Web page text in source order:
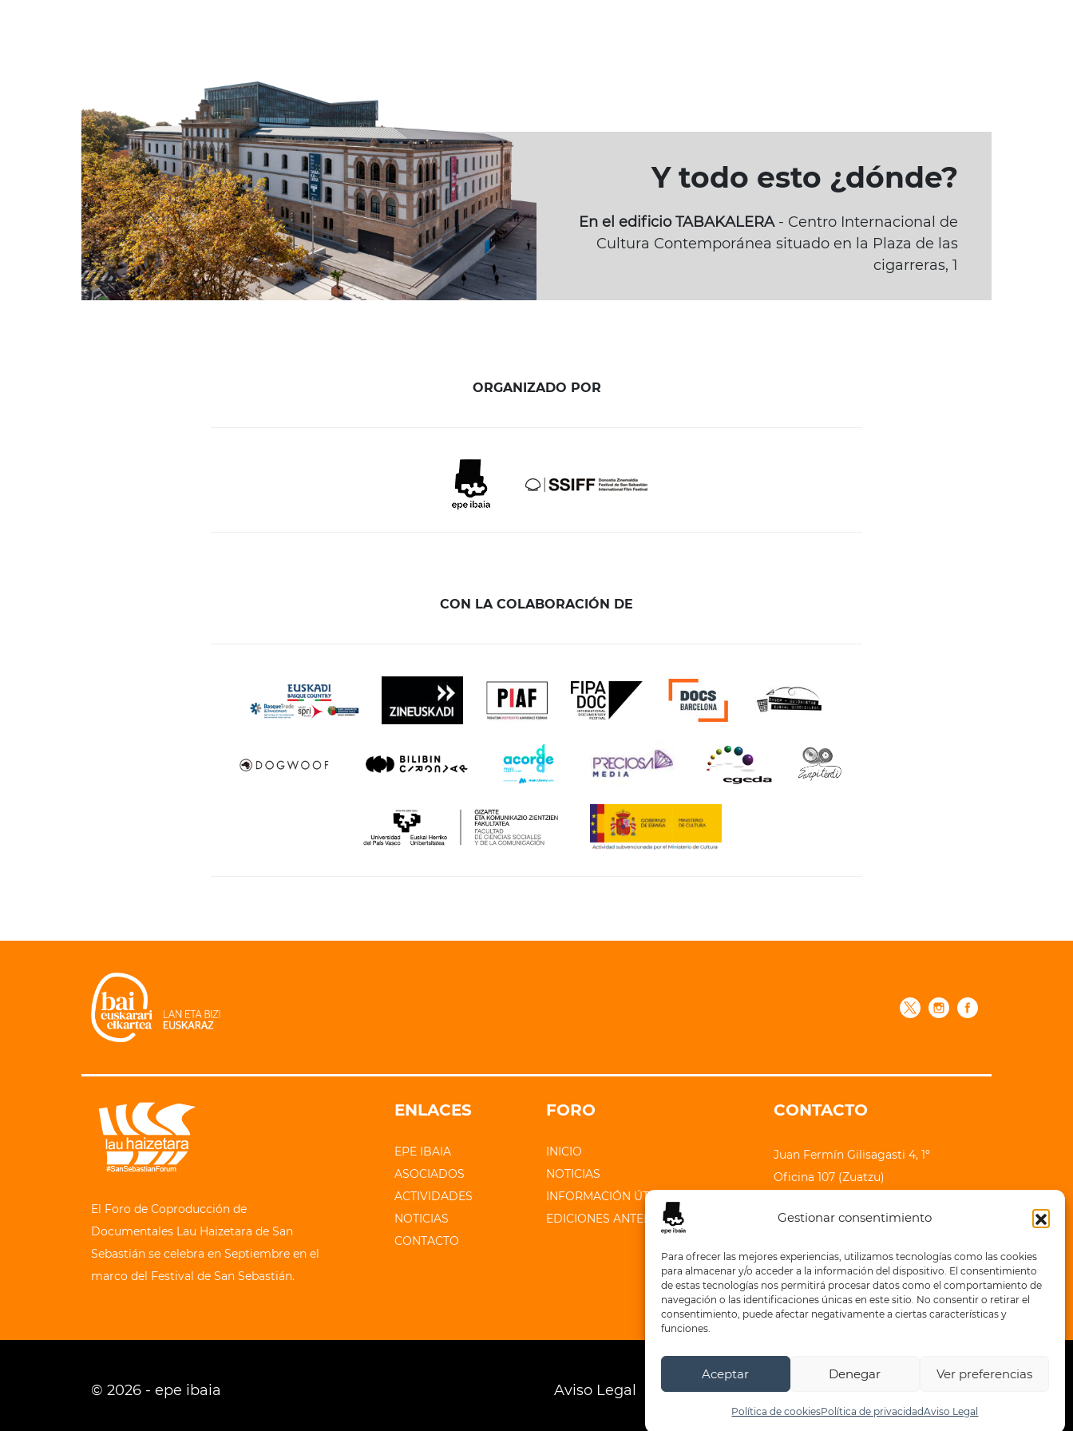
Gestionar consentimiento
Para ofrecer las mejores experiencias, utilizamos tecnologías como las cookies
para almacenar y/o acceder a la información del dispositivo. El consentimiento
de estas tecnologías nos permitirá procesar datos como el comportamiento de
navegación o las identificaciones únicas en este sitio. No consentir o retirar el
consentimiento, puede afectar negativamente a ciertas características y
funciones.
Aceptar Denegar Ver preferencias
Política de cookiesPolítica de privacidadAviso Legal
Y todo esto ¿dónde?
En el edificio TABAKALERA- Centro Internacional de
Cultura Contemporánea situado en la Plaza de las
cigarreras, 1
ORGANIZADO POR
CON LA COLABORACIÓN DE
El Foro de Coproducción de
Documentales Lau Haizetara de San
Sebastián se celebra en Septiembre en el
marco del Festival de San Sebastián.
ENLACES
EPE IBAIA
ASOCIADOS
ACTIVIDADES
NOTICIAS
CONTACTO
FORO
INICIO
NOTICIAS
INFORMACIÓN ÚTIL
EDICIONES ANTERIORES
CONTACTO
Juan Fermín Gilisagasti 4, 1º
Oficina 107 (Zuatzu)
+34 943 32 71 83
© 2026 - epe ibaia Aviso Legal Política de privacidad